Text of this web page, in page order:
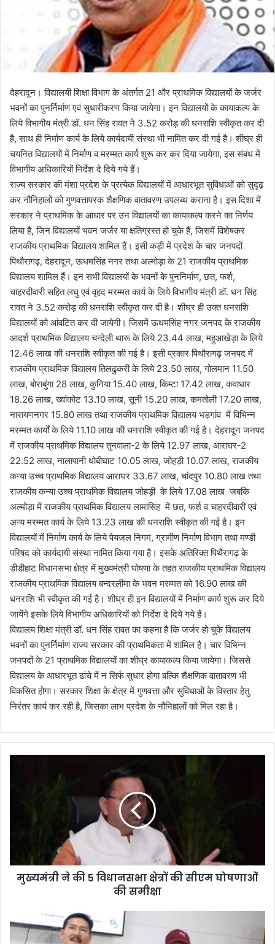
देहरादून। विद्यालयी शिक्षा विभाग के अंतर्गत 21 और प्राथमिक विद्यालयों के जर्जर
भवनों का पुनर्निर्माण एवं सुधारीकरण किया जायेगा। इन विद्यालयों के कायाकल्प के
लिये विभागीय मंत्री डॉ. धन सिंह रावत ने 3.52 करोड़ की धनराशि स्वीकृत कर दी
है, साथ ही निर्माण कार्य के लिये कार्यदायी संस्था भी नामित कर दी गई है। शीघ्र ही
चयनित विद्यालयों में निर्माण व मरम्मत कार्य शुरू कर कर दिया जायेगा, इस संबंध में
विभागीय अधिकारियों निर्देश दे दिये गये हैं।
राज्य सरकार की मंशा प्रदेश के प्रत्येक विद्यालयों में आधारभूत सुविधाओं को सुदृढ़
कर नौनिहालों को गुणवत्तापरक शैक्षणिक वातावरण उपलब्ध कराना है। इस दिशा में
सरकार ने प्राथमिक के आधार पर उन विद्यालयों का कायाकल्प करने का निर्णय
लिया है, जिन विद्यालयों भवन जर्जर या क्षतिग्रस्त हो चुके हैं, जिसमें विशेषकर
राजकीय प्राथमिक विद्यालय शामिल हैं। इसी कड़ी में प्रदेश के चार जनपदों
पिथौरागढ़, देहरादून, ऊधमसिंह नगर तथा अल्मोड़ा के 21 राजकीय प्राथमिक
विद्यालय शामिल हैं। इन सभी विद्यालयों के भवनों के पुननिर्माण, छत, फर्श,
चाहरदीवारी सहित लघु एवं वृहद मरम्मत कार्य के लिये विभागीय मंत्री डॉ. धन सिंह
रावत ने 3.52 करोड़ की धनराशि स्वीकृत कर दी है। शीघ्र ही उक्त धनराशि
विद्यालयों को आंवटित कर दी जायेगी। जिसमें ऊधमसिंह नगर जनपद के राजकीय
आदर्श प्राथमिक विद्यालय चन्देली थारू के लिये 23.44 लाख, महुआखेड़ा के लिये
12.46 लाख की धनराशि स्वीकृत की गई है। इसी प्रकार पिथौरागढ़ जनपद में
राजकीय प्राथमिक विद्यालय तिलढुकरी के लिये 23.50 लाख, गोलमान 11.50
लाख, बोराबुंगा 28 लाख, कुनिया 15.40 लाख, किम्टा 17.42 लाख, कवाधार
18.26 लाख, ख्वांकोट 13.10 लाख, सूनी 15.20 लाख, कमतोली 17.20 लाख,
नारायणनगर 15.80 लाख तथा राजकीय प्राथमिक विद्यालय भड़गांव में विभिन्न
मरम्मत कार्यों के लिये 11.10 लाख की धनराशि स्वीकृत की गई है। देहरादून जनपद
में राजकीय प्राथमिक विद्यालय तुनवाला-2 के लिये 12.97 लाख, आराघर-2
22.52 लाख, नालापानी धोबीघाट 10.05 लाख, जोहड़ी 10.07 लाख, राजकीय
कन्या उच्च प्राथमिक विद्यालय आराघर 33.67 लाख, चांदपुर 10.80 लाख तथा
राजकीय कन्या उच्च प्राथमिक विद्यालय जोहड़ी के लिये 17.08 लाख जबकि
अल्मोड़ा में राजकीय प्राथमिक विद्यालय लामासिंह में छत, फर्श व चाहरदीवारी एवं
अन्य मरम्मत कार्य के लिये 13.23 लाख की धनराशि स्वीकृत की गई है। इन
विद्यालयों में निर्माण कार्य के लिये पेयजल निगम, ग्रामीण निर्माण विभाग तथा मण्डी
परिषद को कार्यदायी संस्था नामित किया गया है। इसके अतिरिक्त पिथैरागढ़ के
डीडीहाट विधानसभा क्षेत्र में मुख्यमंत्री घोषणा के तहत राजकीय प्राथमिक विद्यालय
राजकीय प्राथमिक विद्यालय बन्दरलीमा के भवन मरम्मत को 16.90 लाख की
धनराशि भी स्वीकृत की गई है। शीघ्र ही इन विद्यालयों में निर्माण कार्य शुरू कर दिये
जायेंगे इसके लिये विभागीय अधिकारियों को निर्देश दे दिये गये हैं।
विद्यालय शिक्षा मंत्री डॉ. धन सिंह रावत का कहना है कि जर्जर हो चुके विद्यालय
भवनों का पुनर्निर्माण राज्य सरकार की प्राथमिकता में शामिल है। चार विभिन्न
जनपदों के 21 प्राथमिक विद्यालयों का शीघ्र कायाकल्प किया जायेगा। जिससे
विद्यालय के आधारभूत ढांचे में न सिर्फ सुधार होगा बल्कि शैक्षणिक वातावरण भी
विकसित होगा। सरकार शिक्षा के क्षेत्र में गुणवत्ता और सुविधाओं के विस्तार हेतु
निरंतर कार्य कर रही है, जिसका लाभ प्रदेश के नौनिहालों को मिल रहा है।
धा
त्रों
की
मुख्यमंत्री ने की 5 विधानसभा क्षेत्रों की सीएम घोषणाओं
की समीक्षा
स